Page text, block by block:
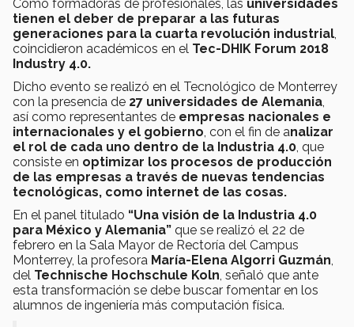
Como formadoras de profesionales, las universidades
tienen el deber de preparar a las futuras
generaciones para la cuarta revolución industrial
coincidieron académicos en el Tec-DHIK Forum 2018
Industry 4.0.
Dicho evento se realizó en el Tecnológico de Monterrey
con la presencia de 27 universidades de Alemania
así como representantes de empresas nacionales e
internacionales y el gobierno , con el fin de analizar
el rol de cada uno dentro de la Industria 4.0 , que
consiste en optimizar los procesos de producción
de las empresas a través de nuevas tendencias
tecnológicas, como internet de las cosas.
En el panel titulado “Una visión de la Industria 4.0
para México y Alemania” que se realizó el 22 de
febrero en la Sala Mayor de Rectoría del Campus
Monterrey, la profesora María-Elena Algorri Guzmán
del Technische Hochschule Koln , señaló que ante
esta transformación se debe buscar fomentar en los
alumnos de ingeniería más computación física.